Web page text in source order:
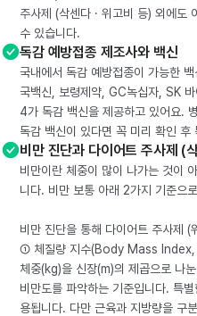
주사제 (삭센다 · 위고비 등) 외에도
수 있습니다.
독감 예방접종 제조사와 백신
국내에서 독감 예방접종이 가능한
국백신, 보령제약, GC녹십자, SK
4가 독감 백신을 제공하고 있어요.
독감 백신이 있다면 꼭 미리 확인 후
비만 진단과 다이어트 주사제 (
비만이란 체중이 많이 나가는 것이
니다. 비만 보통 아래 2가지 기준으
비만 진단을 통해 다이어트 주사제
① 체질량 지수(Body Mass Index,
체중(kg)을 신장(m)의 제곱으로 나
비만도를 파악하는 기준입니다. 특
용됩니다. 다만 근육과 지방량을 구